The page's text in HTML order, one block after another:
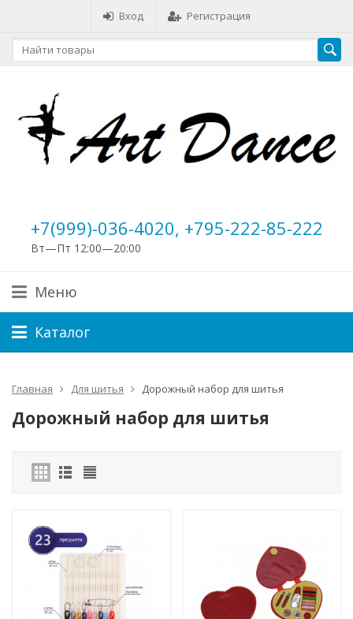
Вход Регистрация
+7(999)-036-4020, +795-222-85-222
Вт—Пт 12:00—20:00
Меню
Каталог
Главная Для шитья Дорожный набор для шитья
Дорожный набор для шитья